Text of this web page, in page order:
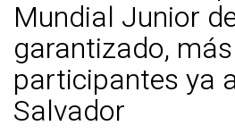
Mundial Junior
garantizado,
participantes ya
Salvador